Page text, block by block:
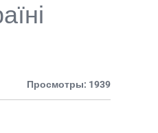
Просмотры: 1939